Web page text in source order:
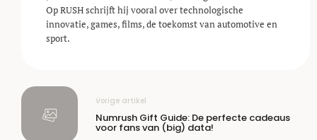
Op RUSH schrijft hij vooral over technologische
innovatie, games, films, de toekomst van automotive en
sport.
Vorige artikel
Numrush Gift Guide: De perfecte cadeaus
voor fans van (big) data!